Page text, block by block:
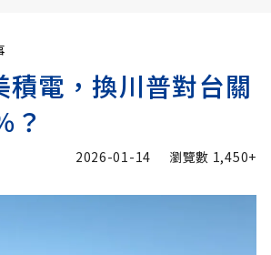
積電，換川普對台關
？
2026-01-14 瀏覽數 1,450+